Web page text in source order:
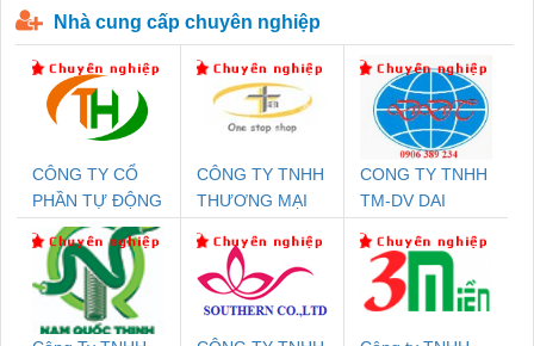
Nhà cung cấp chuyên nghiệp
CÔNG TY CỔ
PHẦN TỰ ĐỘNG
TIẾN HƯNG
CÔNG TY TNHH
THƯƠNG MẠI
NAM
CONG TY TNHH
TM-DV DAI